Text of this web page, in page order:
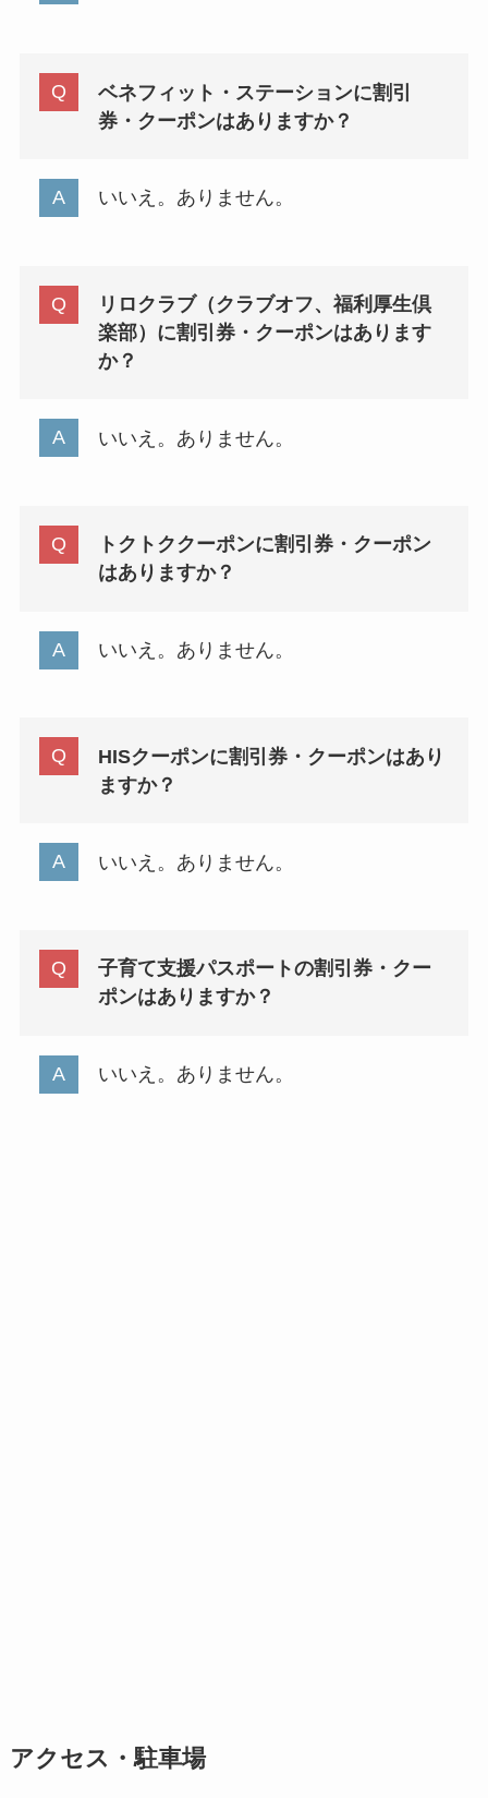
ベネフィット・ステーションに割引
券・クーポンはありますか？
いいえ。ありません。
リロクラブ（クラブオフ、福利厚生倶
楽部）に割引券・クーポンはあります
か？
いいえ。ありません。
トクトククーポンに割引券・クーポン
はありますか？
いいえ。ありません。
HISクーポンに割引券・クーポンはあり
ますか？
いいえ。ありません。
子育て支援パスポートの割引券・クー
ポンはありますか？
いいえ。ありません。
アクセス・駐車場